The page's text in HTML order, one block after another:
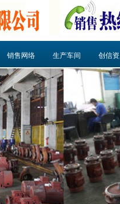
销售网络 生产车间 创信